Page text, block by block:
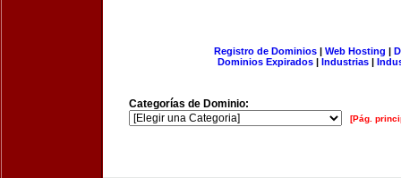
Registro de Dominios| Web Hosting |
Dominios Expirados | Industrias |
Categorías de Dominio:
[Pág.